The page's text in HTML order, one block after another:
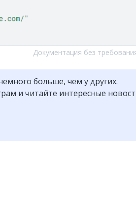
Документация без
больше, чем у других.
и читайте интересные